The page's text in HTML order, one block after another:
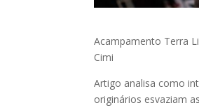
Acampamento Terra
Cimi
Artigo analisa como
originários esvaziam